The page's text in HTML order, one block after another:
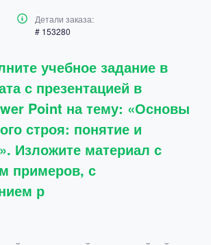
Детали заказа:
# 153280
учебное задание в
с презентацией в
Point на тему: «Основы
строя: понятие и
Изложите материал с
примеров, с
р